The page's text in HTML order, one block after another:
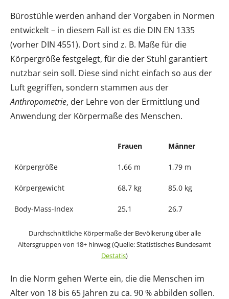
Bürostühle werden anhand der Vorgaben in Normen
entwickelt – in diesem Fall ist es die DIN EN 1335
(vorher DIN 4551). Dort sind z. B. Maße für die
Körpergröße festgelegt, für die der Stuhl garantiert
nutzbar sein soll. Diese sind nicht einfach so aus der
Luft gegriffen, sondern stammen aus der
Anthropometrie, der Lehre von der Ermittlung und
Anwendung der Körpermaße des Menschen.
Frauen Männer
Körpergröße 1,66 m 1,79 m
Körpergewicht 68,7 kg 85,0 kg
Body-Mass-Index 25,1 26,7
Durchschnittliche Körpermaße der Bevölkerung über alle
Altersgruppen von 18+ hinweg (Quelle: Statistisches Bundesamt
Destatis)
In die Norm gehen Werte ein, die die Menschen im
Alter von 18 bis 65 Jahren zu ca. 90 % abbilden sollen.